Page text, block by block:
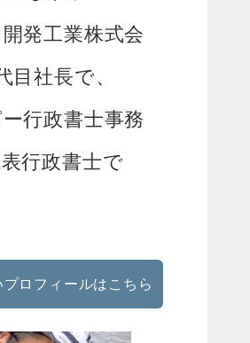
発工業株式会
目社長で、
行政書士事務
行政書士で
ロフィールはこちら